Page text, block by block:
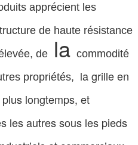
apprécient les
de haute résistance
de la commodité
propriétés, la grille en
longtemps, et
les autres sous les pieds